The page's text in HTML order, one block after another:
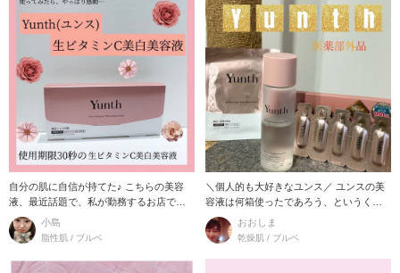
自分の肌に自信が持てた♪ こちらの美容
液、最近話題で、私が勤務するお店でも
よくお客様にお
小島
脂性肌 / ブルベ
＼個人的も大好きなユンス／ ユンスの美
容液は何箱使ったであろう、というくら
いクセになりま
おおしま
乾燥肌 / ブルベ